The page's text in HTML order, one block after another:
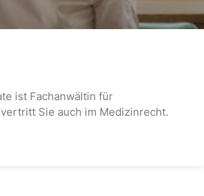
ist Fachanwältin für
Sie auch im Medizinrecht.